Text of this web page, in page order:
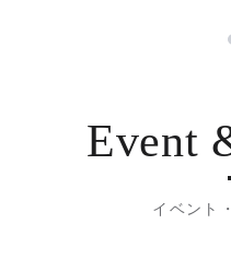
Event
イベント